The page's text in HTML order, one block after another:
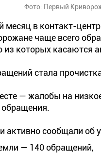
Фото: Первый
месяц в контакт-
чаще всего
из которых касаются
стала
— жалобы на
активно сообщали об
— 140 обращений,